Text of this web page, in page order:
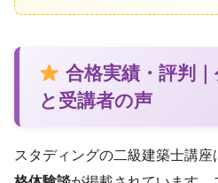
合格実績・評判
と受講者の声
スタディングの二級建築士講座